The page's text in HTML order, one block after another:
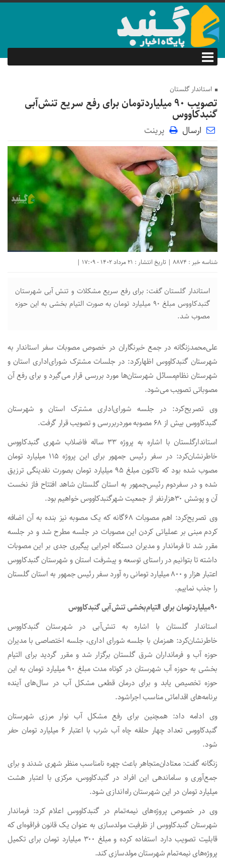
استاندار گلستان
تصویب ۹۰ میلیاردتومان برای رفع سریع تنش‌آبی
گنبدکاووس
ارسال پرینت
شناسه خبر : 8874 | تاریخ انتشار : 21 مرداد 1402 - 17:09 |
استاندار گلستان گفت: برای رفع سریع مشکلات و تنش‌ آبی شهرستان
گنبدکاووس مبلغ ۹۰ میلیارد تومان به صورت التیام‌ بخشی به این حوزه
مصوب شد.
علی‌محمدزنگانه در جمع خبرنگاران در خصوص مصوبات سفر استاندار به
شهرستان گنبدکاووس اظهارکرد: در جلسات مشترک شورای‌اداری استان و
شهرستان نظام‌مسائل شهرستان‌ها مورد بررسی قرار می‌گیرد و برای رفع آن
مصوباتی تصویب می‌شود.
وی تصریح‌کرد: در جلسه شورای‌اداری مشترک استان و شهرستان
گنبدکاووس بیش از ۶۸ مصوبه موردربررسی و تصویب قرار گرفت.
استاندارگلستان با اشاره به پروژه ۳۳ ساله فاضلاب شهری گنبدکاووس
خاطرنشان‌کرد: در سفر رئیس‌ جمهور برای این پروژه ۱۱۵ میلیارد تومان
مصوب شده‌ بود که تاکنون مبلغ ۹۵ میلیارد تومان بصورت نقدینگی ترزیق
شده و در سفردوم رئیس‌جمهور به استان گلستان شاهد افتتاح فاز نخست
آن و پوشش ۳۰هزارنفر از جمعیت شهرگنبدکاووس خواهیم‌ بود.
وی تصریح‌کرد: اهم مصوبات ۶۸گانه که یک مصوبه نیز بنده به آن اضافه
کردم مبنی بر عملیاتی‌ کردن این مصوبات در جلسه مطرح‌ شد و در جلسه
مقرر شد تا فرماندار و مدیران دستگاه‌ اجرایی پیگیری جدی بر این مصوبات
داشته تا بتوانیم در راستای توسعه و پیشرفت استان و شهرستان گنبدکاووس
اعتبار هزار و ۸۰۰ میلیارد تومانی ره‌ آورد سفر رئیس‌ جمهور به استان گلستان
را جذب نماییم.
۹۰میلیاردتومان برای التیام‌بخشی تنش‌آبی گنبدکاووس
استاندار گلستان با اشاره به تنش‌آبی در شهرستان گنبدکاووس
خاطرنشان‌کرد: همزمان با جلسه شورای‌ اداری، جلسه اختصاصی با مدیران
حوزه آب و فرمانداران شرق گلستان برگزار شد و مقرر گردید برای التیام‌
بخشی به حوزه آب شهرستان در کوتاه‌ مدت مبلغ ۹۰ میلیارد تومان به این
حوزه تخصیص یابد و برای درمان قطعی مشکل آب در سال‌های آینده
برنامه‌های اقداماتی مناسب اجراشود.
وی ادامه داد: همچنین برای رفع‌ مشکل آب نوار مرزی شهرستان
گنبدکاووس تعداد چهار حلقه چاه‌ آب‌ شرب با اعتبار ۶ میلیارد تومان حفر
شود.
زنگانه گفت: معتادان‌متجاهر باعث چهره‌ نامناسب منظر شهری شدند و برای
جمع‌آوری و ساماندهی این افراد در گنبدکاووس، مرکزی با اعتبار هشت
میلیارد تومان در این شهرستان راه‌اندازی شود.
وی در خصوص پروژه‌های نیمه‌تمام در گنبدکاووس اعلام کرد: فرماندار
شهرستان گنبدکاووس از ظرفیت مولدسازی به عنوان یک قانون فراقوه‌ای که
قابلیت تصویب دارد استفاده کرده و مبلغ ۳۰۰ میلیارد تومان برای تکمیل
پروژه‌های نیمه‌تمام شهرستان مولدسازی کند.